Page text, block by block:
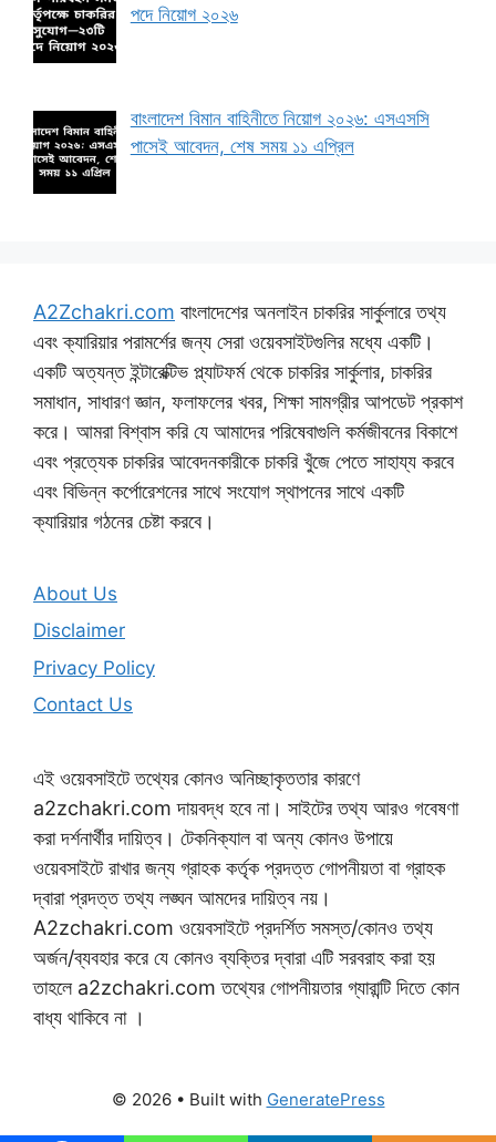
পদে নিয়োগ ২০২৬
বাংলাদেশ বিমান বাহিনীতে নিয়োগ ২০২৬: এসএসসি
পাসেই আবেদন, শেষ সময় ১১ এপ্রিল
A2Zchakri.com বাংলাদেশের অনলাইন চাকরির সার্কুলারে তথ্য
এবং ক্যারিয়ার পরামর্শের জন্য সেরা ওয়েবসাইটগুলির মধ্যে একটি।
একটি অত্যন্ত ইন্টারেক্টিভ প্ল্যাটফর্ম থেকে চাকরির সার্কুলার, চাকরির
সমাধান, সাধারণ জ্ঞান, ফলাফলের খবর, শিক্ষা সামগ্রীর আপডেট প্রকাশ
করে। আমরা বিশ্বাস করি যে আমাদের পরিষেবাগুলি কর্মজীবনের বিকাশে
এবং প্রত্যেক চাকরির আবেদনকারীকে চাকরি খুঁজে পেতে সাহায্য করবে
এবং বিভিন্ন কর্পোরেশনের সাথে সংযোগ স্থাপনের সাথে একটি
ক্যারিয়ার গঠনের চেষ্টা করবে।
About Us
Disclaimer
Privacy Policy
Contact Us
এই ওয়েবসাইটে তথ্যের কোনও অনিচ্ছাকৃততার কারণে
a2zchakri.com দায়বদ্ধ হবে না। সাইটের তথ্য আরও গবেষণা
করা দর্শনার্থীর দায়িত্ব। টেকনিক্যাল বা অন্য কোনও উপায়ে
ওয়েবসাইটে রাখার জন্য গ্রাহক কর্তৃক প্রদত্ত গোপনীয়তা বা গ্রাহক
দ্বারা প্রদত্ত তথ্য লঙ্ঘন আমদের দায়িত্ব নয়।
A2zchakri.com ওয়েবসাইটে প্রদর্শিত সমস্ত/কোনও তথ্য
অর্জন/ব্যবহার করে যে কোনও ব্যক্তির দ্বারা এটি সরবরাহ করা হয়
তাহলে a2zchakri.com তথ্যের গোপনীয়তার গ্যারান্টি দিতে কোন
বাধ্য থাকিবে না ।
© 2026 • Built with GeneratePress